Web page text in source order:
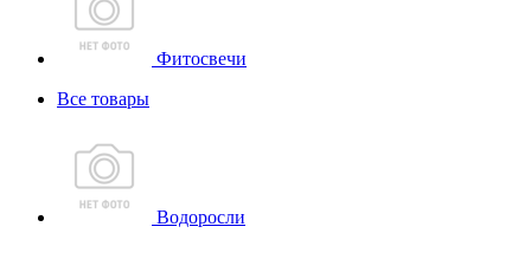
Фитосвечи
Все товары
Водоросли